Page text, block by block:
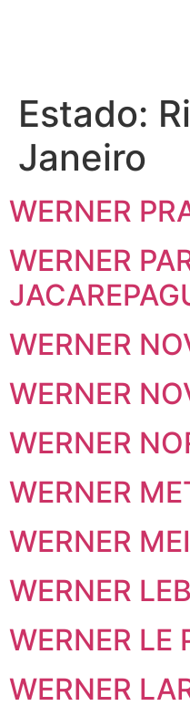
Estado:
Janeiro
WERNER
WERNER
WERNER
WERNER
WERNER
WERNER
WERNER
WERNER
WERNER LE
WERNER